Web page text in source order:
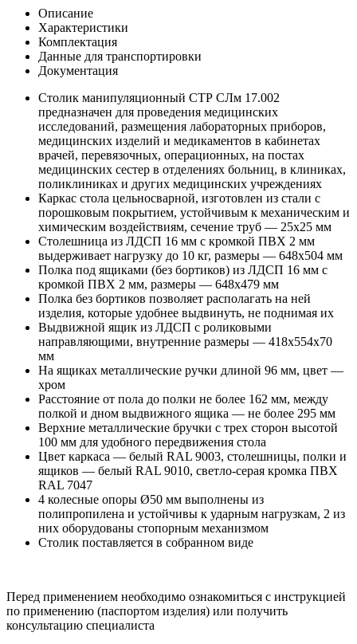
Описание
Характеристики
Комплектация
Данные для транспортировки
Документация
Столик манипуляционный СТР СЛм 17.002
предназначен для проведения медицинских
исследований, размещения лабораторных приборов,
медицинских изделий и медикаментов в кабинетах
врачей, перевязочных, операционных, на постах
медицинских сестер в отделениях больниц, в клиниках,
поликлиниках и других медицинских учреждениях
Каркас стола цельносварной, изготовлен из стали с
порошковым покрытием, устойчивым к механическим и
химическим воздействиям, сечение труб — 25x25 мм
Столешница из ЛДСП 16 мм с кромкой ПВХ 2 мм
выдерживает нагрузку до 10 кг, размеры — 648x504 мм
Полка под ящиками (без бортиков) из ЛДСП 16 мм с
кромкой ПВХ 2 мм, размеры — 648x479 мм
Полка без бортиков позволяет располагать на ней
изделия, которые удобнее выдвинуть, не поднимая их
Выдвижной ящик из ЛДСП с роликовыми
направляющими, внутренние размеры — 418x554x70
мм
На ящиках металлические ручки длиной 96 мм, цвет —
хром
Расстояние от пола до полки не более 162 мм, между
полкой и дном выдвижного ящика — не более 295 мм
Верхние металлические бручки с трех сторон высотой
100 мм для удобного передвижения стола
Цвет каркаса — белый RAL 9003, столешницы, полки и
ящиков — белый RAL 9010, светло-серая кромка ПВХ
RAL 7047
4 колесные опоры Ø50 мм выполнены из
полипропилена и устойчивы к ударным нагрузкам, 2 из
них оборудованы стопорным механизмом
Столик поставляется в собранном виде
Перед применением необходимо ознакомиться с инструкцией
по применению (паспортом изделия) или получить
консультацию специалиста